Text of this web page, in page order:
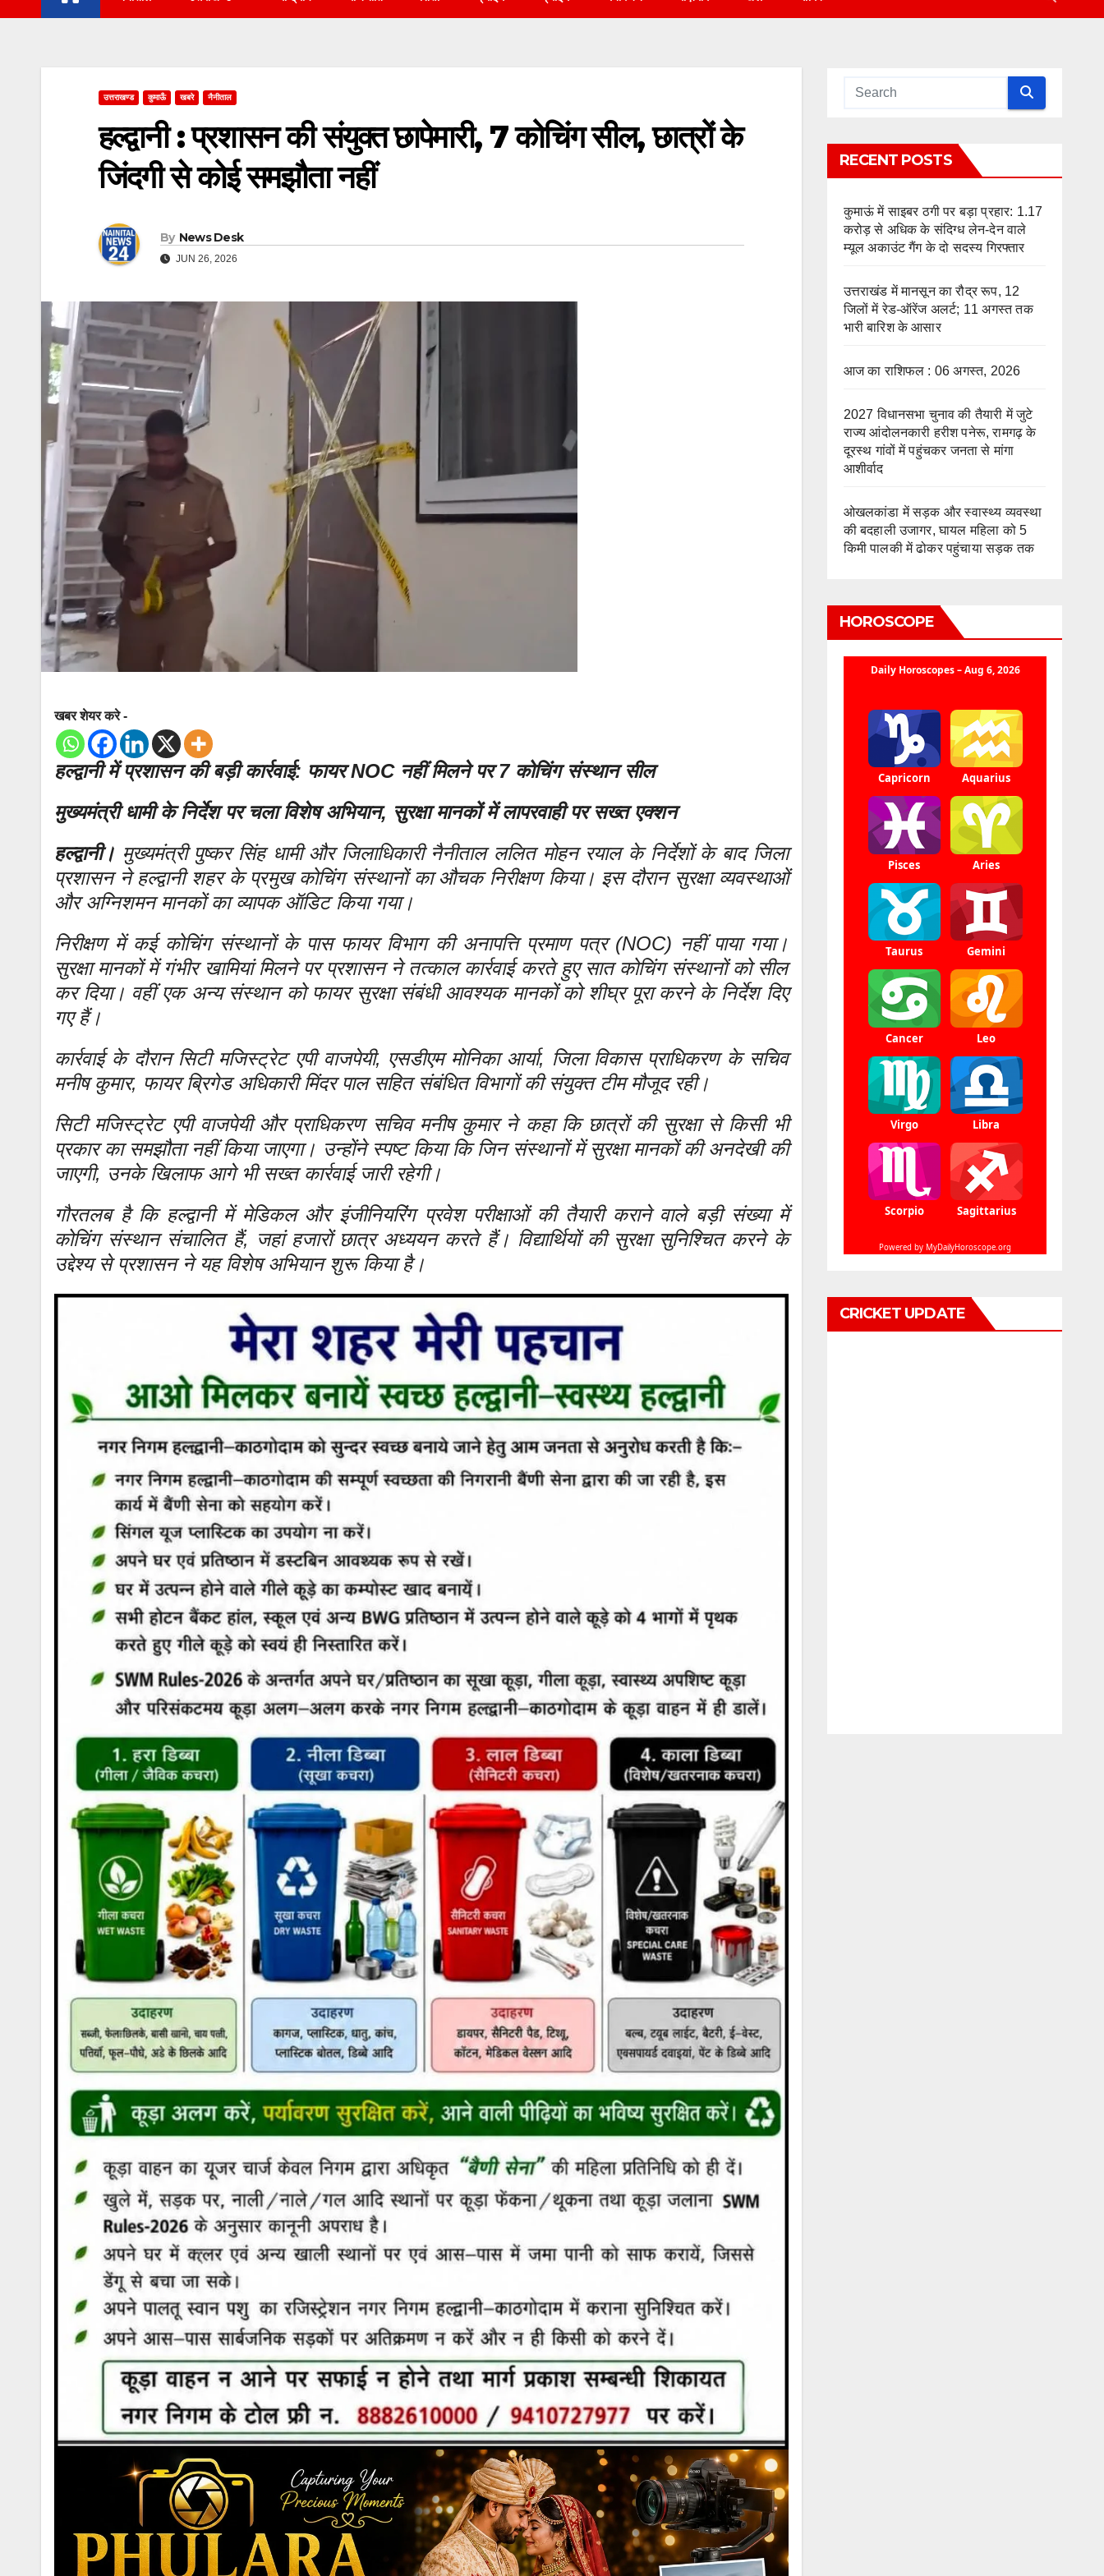
उत्तराखण्ड कुमाऊँ खबरे नैनीताल
हल्द्वानी : प्रशासन की संयुक्त छापेमारी, 7 कोचिंग सील, छात्रों के
जिंदगी से कोई समझौता नहीं
By News Desk
JUN 26, 2026
खबर शेयर करे -
हल्द्वानी में प्रशासन की बड़ी कार्रवाई: फायर NOC नहीं मिलने पर 7 कोचिंग संस्थान सील
मुख्यमंत्री धामी के निर्देश पर चला विशेष अभियान, सुरक्षा मानकों में लापरवाही पर सख्त एक्शन
हल्द्वानी। मुख्यमंत्री पुष्कर सिंह धामी और जिलाधिकारी नैनीताल ललित मोहन रयाल के निर्देशों के बाद जिला
प्रशासन ने हल्द्वानी शहर के प्रमुख कोचिंग संस्थानों का औचक निरीक्षण किया। इस दौरान सुरक्षा व्यवस्थाओं
और अग्निशमन मानकों का व्यापक ऑडिट किया गया।
निरीक्षण में कई कोचिंग संस्थानों के पास फायर विभाग की अनापत्ति प्रमाण पत्र (NOC) नहीं पाया गया।
सुरक्षा मानकों में गंभीर खामियां मिलने पर प्रशासन ने तत्काल कार्रवाई करते हुए सात कोचिंग संस्थानों को सील
कर दिया। वहीं एक अन्य संस्थान को फायर सुरक्षा संबंधी आवश्यक मानकों को शीघ्र पूरा करने के निर्देश दिए
गए हैं।
कार्रवाई के दौरान सिटी मजिस्ट्रेट एपी वाजपेयी, एसडीएम मोनिका आर्या, जिला विकास प्राधिकरण के सचिव
मनीष कुमार, फायर ब्रिगेड अधिकारी मिंदर पाल सहित संबंधित विभागों की संयुक्त टीम मौजूद रही।
सिटी मजिस्ट्रेट एपी वाजपेयी और प्राधिकरण सचिव मनीष कुमार ने कहा कि छात्रों की सुरक्षा से किसी भी
प्रकार का समझौता नहीं किया जाएगा। उन्होंने स्पष्ट किया कि जिन संस्थानों में सुरक्षा मानकों की अनदेखी की
जाएगी, उनके खिलाफ आगे भी सख्त कार्रवाई जारी रहेगी।
गौरतलब है कि हल्द्वानी में मेडिकल और इंजीनियरिंग प्रवेश परीक्षाओं की तैयारी कराने वाले बड़ी संख्या में
कोचिंग संस्थान संचालित हैं, जहां हजारों छात्र अध्ययन करते हैं। विद्यार्थियों की सुरक्षा सुनिश्चित करने के
उद्देश्य से प्रशासन ने यह विशेष अभियान शुरू किया है।
RECENT POSTS
कुमाऊं में साइबर ठगी पर बड़ा प्रहार: 1.17
करोड़ से अधिक के संदिग्ध लेन-देन वाले
म्यूल अकाउंट गैंग के दो सदस्य गिरफ्तार
उत्तराखंड में मानसून का रौद्र रूप, 12
जिलों में रेड-ऑरेंज अलर्ट; 11 अगस्त तक
भारी बारिश के आसार
आज का राशिफल : 06 अगस्त, 2026
2027 विधानसभा चुनाव की तैयारी में जुटे
राज्य आंदोलनकारी हरीश पनेरू, रामगढ़ के
दूरस्थ गांवों में पहुंचकर जनता से मांगा
आशीर्वाद
ओखलकांडा में सड़क और स्वास्थ्य व्यवस्था
की बदहाली उजागर, घायल महिला को 5
किमी पालकी में ढोकर पहुंचाया सड़क तक
HOROSCOPE
CRICKET UPDATE